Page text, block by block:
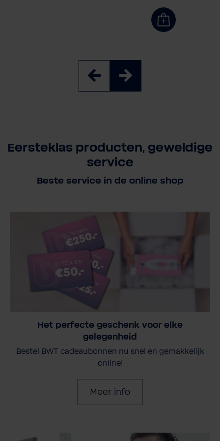
Eersteklas producten, geweldige
service
Beste service in de online shop
Het perfecte geschenk voor elke
gelegenheid
Bestel BWT cadeaubonnen nu snel en gemakkelijk
online!
Meer info